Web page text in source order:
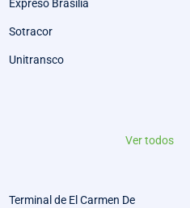
Expreso Brasilia
Sotracor
Unitransco
Ver todos
Terminal de El Carmen De